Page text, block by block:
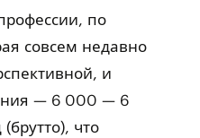
по
совсем недавно
и
— 6 000 — 6
что